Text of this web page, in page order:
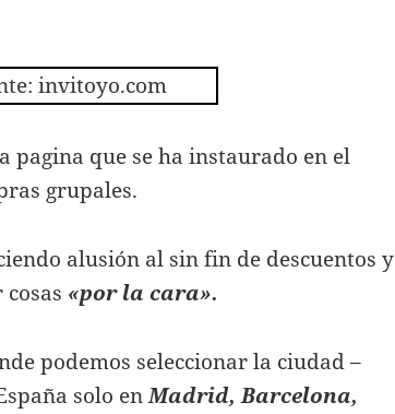
pagina que se ha instaurado en el
grupales.
alusión al sin fin de descuentos y
«por la cara».
podemos seleccionar la ciudad –
solo enMadrid, Barcelona,